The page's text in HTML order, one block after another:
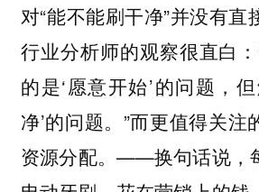
对“能不能刷干净”并没有直
行业分析师的观察很直白
的是‘愿意开始’的问题，
净’的问题。”而更值得关注
资源分配。——换句话说，